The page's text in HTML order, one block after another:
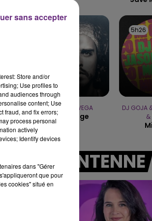
7h00 -
BEST
FRERO DELAVEGA
Ton Visage
5h26
5h26
DJ GOJA
&
A L'ANTENNE
Store and/or
Use profiles to
audiences through
content; Use
fraud, and fix errors;
process personal
actively
Identify devices
dans "Gérer
que pour
cookies" situé en
sans accepter